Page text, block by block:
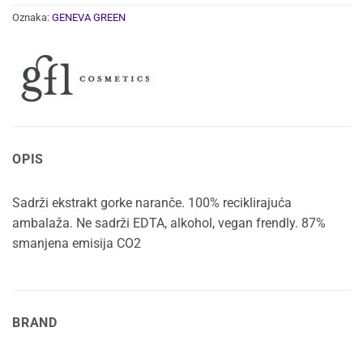
Oznaka: GENEVA GREEN
OPIS
Sadrži ekstrakt gorke naranče. 100% reciklirajuća
ambalaža. Ne sadrži EDTA, alkohol, vegan frendly. 87%
smanjena emisija CO2
BRAND